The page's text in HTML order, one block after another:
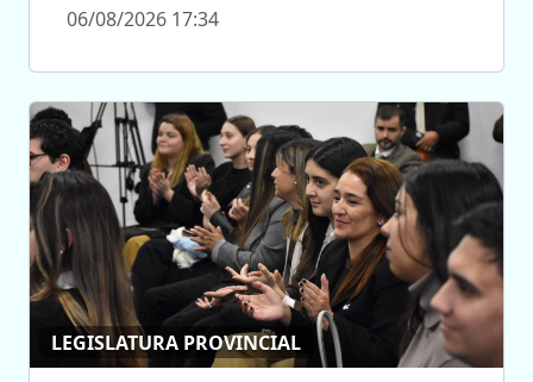
06/08/2026 17:34
LEGISLATURA PROVINCIAL